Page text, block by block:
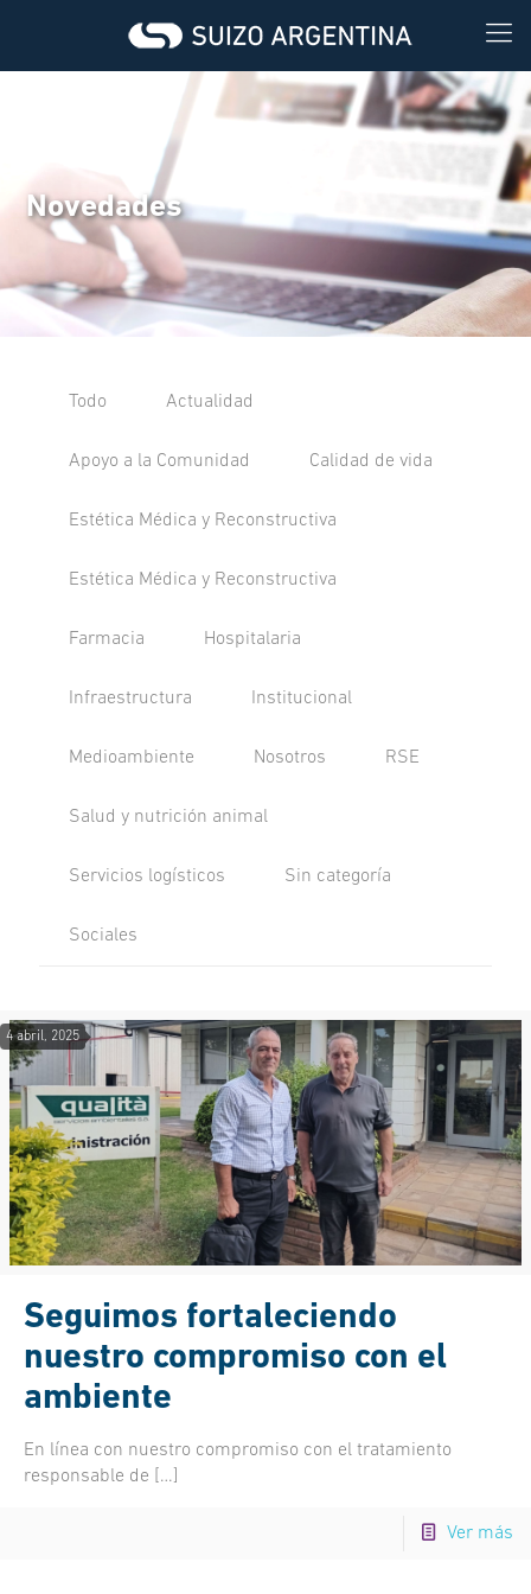
Novedades
Todo Actualidad
Apoyo a la Comunidad Calidad de vida
Estética Médica y Reconstructiva
Estética Médica y Reconstructiva
Farmacia Hospitalaria
Infraestructura Institucional
Medioambiente Nosotros RSE
Salud y nutrición animal
Servicios logísticos Sin categoría
Sociales
4 abril, 2025
Seguimos fortaleciendo
nuestro compromiso con el
ambiente
En línea con nuestro compromiso con el tratamiento
responsable de […]
Ver más